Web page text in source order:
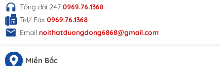
+ Khả năng đáp ứng được số lượng lớn đơn hàng.
HÔNG TIN LIÊN HỆ
website:
Tổng đài 247 0969.76.1368
Tel/ Fax 0969.76.1368
Email noithatduongdong6868@gmail.com
Miền Bắc